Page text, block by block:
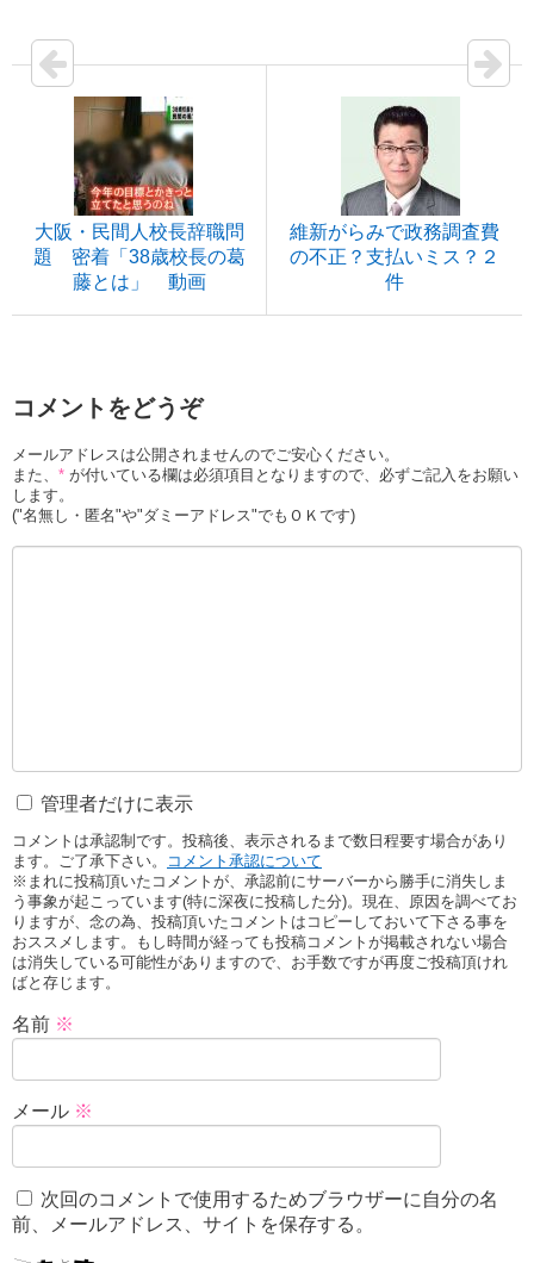
大阪・民間人校長辞職問
題 密着「38歳校長の葛
藤とは」 動画
維新がらみで政務調査費
の不正？支払いミス？２
件
コメントをどうぞ
メールアドレスは公開されませんのでご安心ください。
また、 * が付いている欄は必須項目となりますので、必ずご記入をお願い
します。
("名無し・匿名"や"ダミーアドレス"でもＯＫです)
管理者だけに表示
コメントは承認制です。投稿後、表示されるまで数日程要す場合があり
ます。ご了承下さい。
コメント承認について
※まれに投稿頂いたコメントが、承認前にサーバーから勝手に消失しま
う事象が起こっています(特に深夜に投稿した分)。現在、原因を調べてお
りますが、念の為、投稿頂いたコメントはコピーしておいて下さる事を
おススメします。もし時間が経っても投稿コメントが掲載されない場合
は消失している可能性がありますので、お手数ですが再度ご投稿頂けれ
ばと存じます。
名前 ※
メール ※
次回のコメントで使用するためブラウザーに自分の名
前、メールアドレス、サイトを保存する。